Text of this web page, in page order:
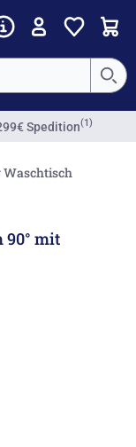
Spedition(1)
90° mit